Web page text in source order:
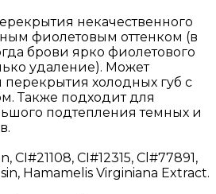
некачественного
фиолетовым оттенком (в
брови ярко фиолетового
удаление). Может
перекрытия холодных губ с
Также подходит для
подтепления темных и
CI#21108, CI#12315, Cl#77891,
Hamamelis Virginiana Extract.